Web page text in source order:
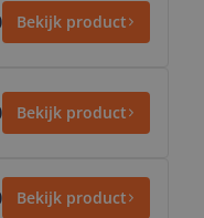
Bekijk product
Bekijk product
Bekijk product